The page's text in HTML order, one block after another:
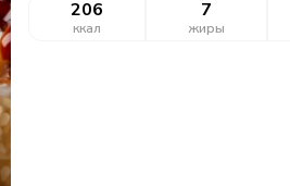
206
ккал
7
жиры